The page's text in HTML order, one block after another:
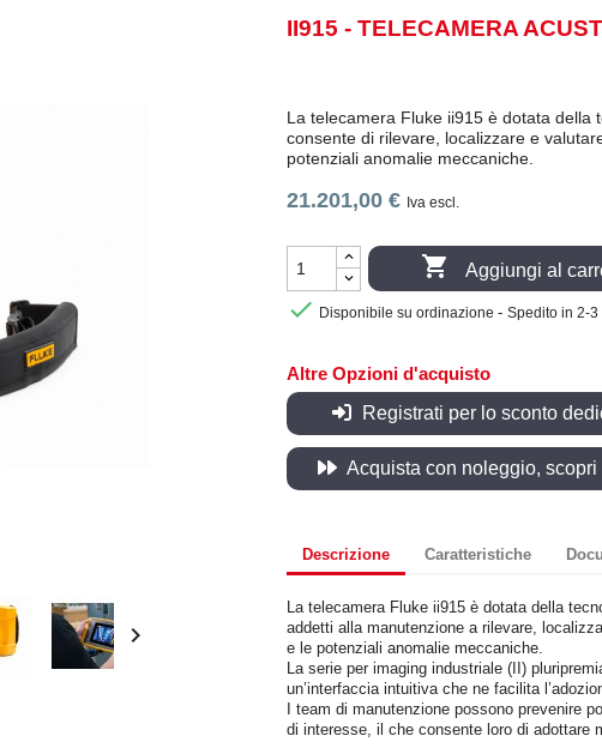

II915 - TELECAMERA
La telecamera Fluke ii915 è dotata
consente di rilevare, localizzare e
potenziali anomalie meccaniche.
21.201,00 € Iva escl.
 Aggiungi al
 Disponibile su ordinazione - Spedito in 2-3
Altre Opzioni d'acquisto
Registrati per lo sconto
Acquista con noleggio, scopri
Descrizione Caratteristiche
La telecamera Fluke ii915 è dotata della
addetti alla manutenzione a rilevare,
e le potenziali anomalie meccaniche.
La serie per imaging industriale (II)
un’interfaccia intuitiva che ne facilita
I team di manutenzione possono prevenire
di interesse, il che consente loro di adottare